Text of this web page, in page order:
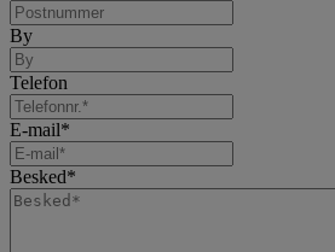
By
Telefon
E-mail*
Besked*